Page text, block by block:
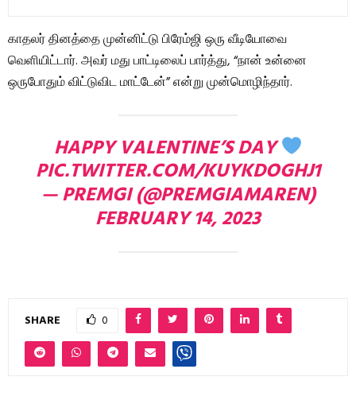
காதலர் தினத்தை முன்னிட்டு பிரேம்ஜி ஒரு வீடியோவை
வெளியிட்டார். அவர் மது பாட்டிலைப் பார்த்து, “நான் உன்னை
ஒருபோதும் விட்டுவிட மாட்டேன்” என்று முன்மொழிந்தார்.
HAPPY VALENTINE’S DAY
PIC.TWITTER.COM/KUYKDOGHJ1
— PREMGI (@PREMGIAMAREN)
FEBRUARY 14, 2023
SHARE 0